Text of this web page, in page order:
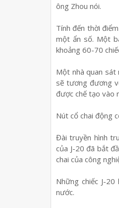
ông Zhou nói.
Tính đến thời
một ẩn số. Một
khoảng 60-70
Một nhà quan sát
sẽ tương đương
được chế tạo vào
Nút cổ chai động
Đài truyền hình
của J-20 đã bắt
chai của công
Những chiếc J-
nước.